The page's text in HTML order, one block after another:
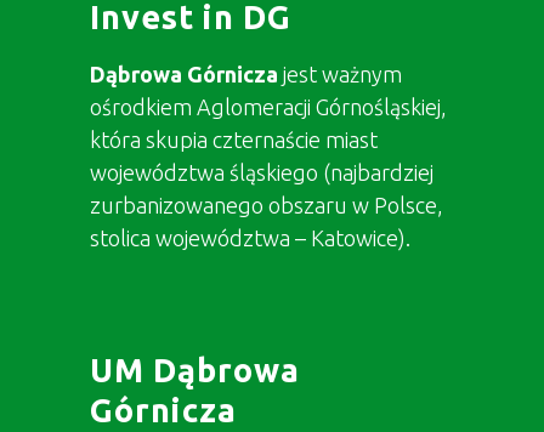
Invest in DG
Dąbrowa Górnicza jest ważnym
ośrodkiem Aglomeracji Górnośląskiej,
która skupia czternaście miast
województwa śląskiego (najbardziej
zurbanizowanego obszaru w Polsce,
stolica województwa – Katowice).
UM Dąbrowa
Górnicza